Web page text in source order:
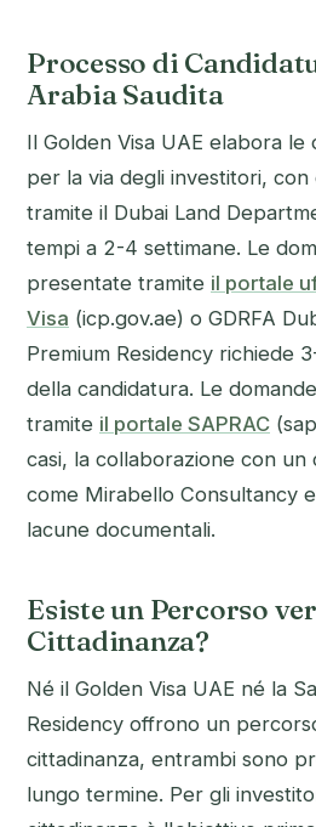
Processo di
Arabia Saudita
Il Golden Visa UAE elabora le
per la via degli investitori,
tramite il Dubai Land
tempi a 2-4 settimane. Le
presentate tramite il portale
Visa (icp.gov.ae) o GDRFA
Premium Residency richiede
della candidatura. Le
tramite il portale SAPRAC
casi, la collaborazione con
come Mirabello Consultancy
lacune documentali.
Esiste un Percorso
Cittadinanza?
Né il Golden Visa UAE né la
Residency offrono un
cittadinanza, entrambi sono
lungo termine. Per gli